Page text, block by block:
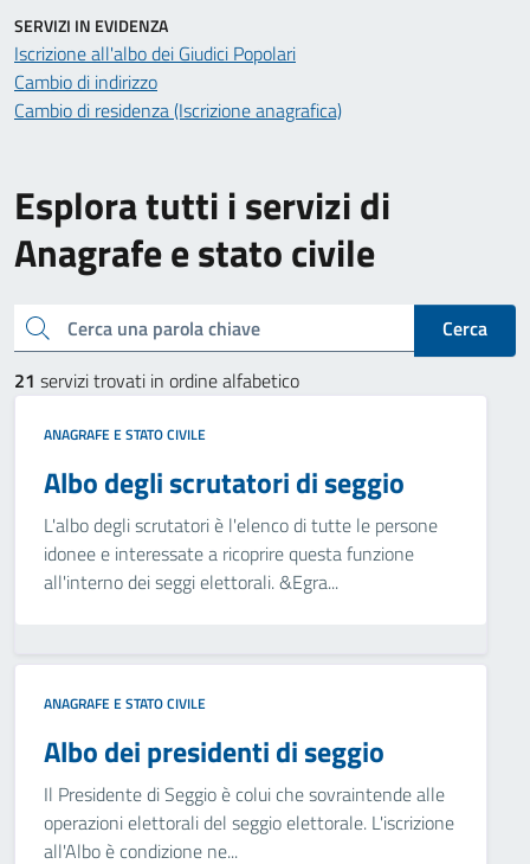
Esplora tutti i servizi di
Anagrafe e stato civile
Cerca una parola chiave
Cerca
21 servizi trovati in ordine alfabetico
ANAGRAFE E STATO CIVILE
Albo degli scrutatori di seggio
L'albo degli scrutatori è l'elenco di tutte le persone
idonee e interessate a ricoprire questa funzione
all'interno dei seggi elettorali. &Egra...
ANAGRAFE E STATO CIVILE
Albo dei presidenti di seggio
Il Presidente di Seggio è colui che sovraintende alle
operazioni elettorali del seggio elettorale. L'iscrizione
all'Albo è condizione ne...
SERVIZI IN EVIDENZA
Iscrizione all'albo dei Giudici Popolari
Cambio di indirizzo
Cambio di residenza (Iscrizione anagrafica)